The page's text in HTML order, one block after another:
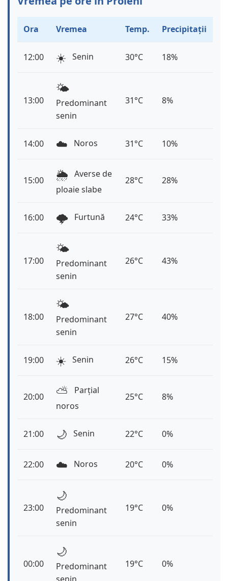
Ora Vremea Temp. Precipitații
12:00 ☀️ Senin 30°C 18%
13:00
🌤️
Predominant
senin
31°C 8%
14:00 ☁️ Noros 31°C 10%
15:00 🌦️ Averse de
ploaie slabe
28°C 28%
16:00 🌩️ Furtună 24°C 33%
17:00
🌤️
Predominant
senin
26°C 43%
18:00
🌤️
Predominant
senin
27°C 40%
19:00 ☀️ Senin 26°C 15%
20:00 ⛅️
Parțial
noros
25°C 8%
21:00 🌙 Senin 22°C 0%
22:00 ☁️ Noros 20°C 0%
23:00
🌙
Predominant
senin
19°C 0%
00:00
🌙
Predominant
19°C 0%